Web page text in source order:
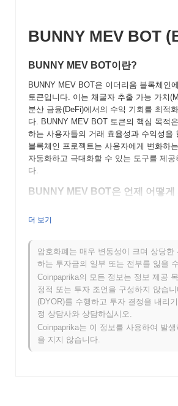
BUNNY MEV BOT
BUNNY MEV BOT이란?
BUNNY MEV BOT은 이더리움 블록체인
토큰입니다. 이는 채굴자 추출 가능 가치
분산 금융(DeFi)에서의 수익 기회를 최적
다. BUNNY MEV BOT 토큰의 핵심 목적
하는 사용자들의 거래 효율성과 수익성을
블록체인 프로젝트는 사용자에게 변화하
자동화하고 극대화할 수 있는 도구를 제
다.
BUNNY MEV BOT은 언제 어떻게
거래 효율성을 최적화하는 데 집중하는 팀
Miner Extractable Value (MEV) 전략을 활
한 분산 거래소에 상장되었으며, 거래 수
접근 방식으로 빠르게 주목을 받았습니다.
커뮤니티 참여와 지속적인 업데이트로 특
의 입지를 확고히 했습니다.
BUNNY MEV BOT의 향후 계획은
BUNNY MEV BOT은 사용자 경험을 개선
한 여러 흥미로운 로드맵 업데이트로 플랫
더 보기
암호화폐는 매우 변동성이 크며 상당한
하는 투자금의 일부 또는 전부를 잃을
Coinpaprika의 모든 정보는 정보 제공
정적 또는 투자 조언을 구성하지 않습
(DYOR)를 수행하고 투자 결정을 내리
정 상담사와 상담하십시오.
Coinpaprika는 이 정보를 사용하여 발
을 지지 않습니다.